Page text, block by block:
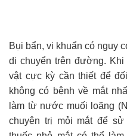
Bụi bẩn, vi khuẩn có nguy
di chuyển trên đường.
vật cực kỳ cần thiết để
không có bệnh về mắt
làm từ nước muối loãng
chuyên trị mỏi mắt để